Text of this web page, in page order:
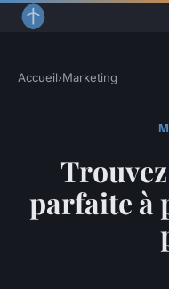
Accueil›Marketing
parfaite à